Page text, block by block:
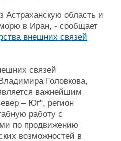
Флот
Галерея флота
Форум
Отзывы
Все службы
Астраханскую область и
в Иран, - сообщает
внешних связей
связей
Головкова,
важнейшим
– Юг", регион
работу с
по продвижению
возможностей в